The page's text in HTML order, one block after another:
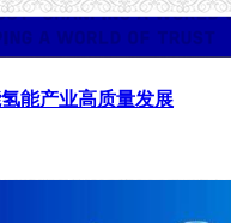
能产业高质量发展